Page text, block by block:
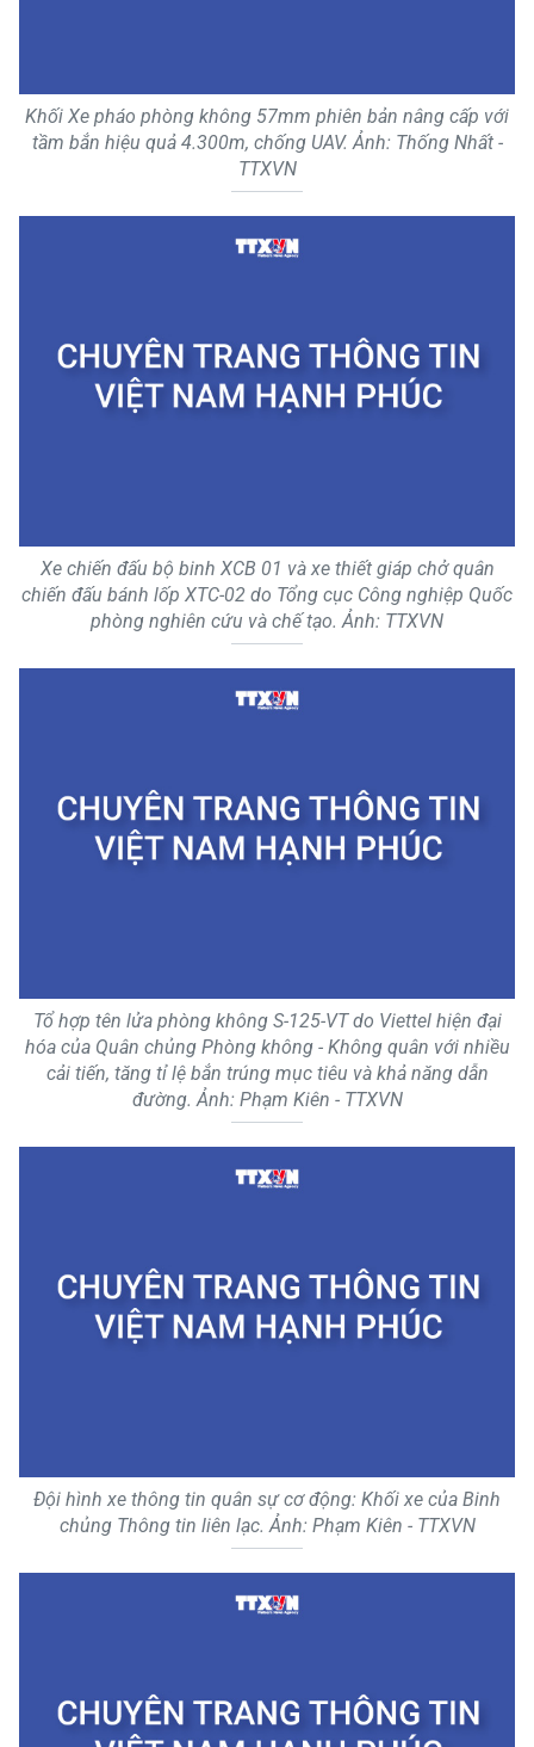
Khối Xe pháo phòng không 57mm phiên bản nâng cấp với
tầm bắn hiệu quả 4.300m, chống UAV. Ảnh: Thống Nhất -
TTXVN
Xe chiến đấu bộ binh XCB 01 và xe thiết giáp chở quân
chiến đấu bánh lốp XTC-02 do Tổng cục Công nghiệp Quốc
phòng nghiên cứu và chế tạo. Ảnh: TTXVN
Tổ hợp tên lửa phòng không S-125-VT do Viettel hiện đại
hóa của Quân chủng Phòng không - Không quân với nhiều
cải tiến, tăng tỉ lệ bắn trúng mục tiêu và khả năng dẫn
đường. Ảnh: Phạm Kiên - TTXVN
Đội hình xe thông tin quân sự cơ động: Khối xe của Binh
chủng Thông tin liên lạc. Ảnh: Phạm Kiên - TTXVN